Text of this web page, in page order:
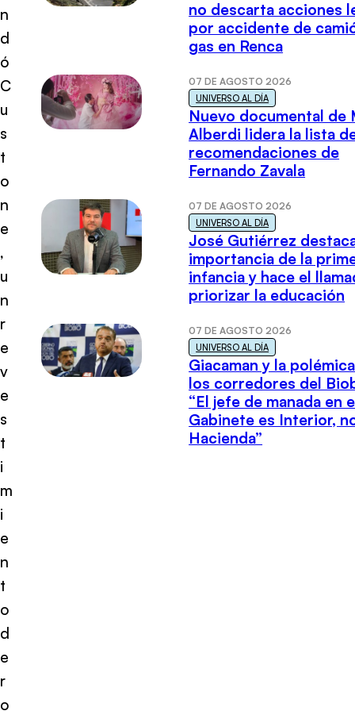
n
d
ó
C
u
s
t
o
n
e
,
u
n
r
e
v
e
s
t
i
m
i
e
n
t
o
d
e
r
o
no descarta acciones
por accidente de
gas en Renca
07 DE AGOSTO 2026
UNIVERSO AL DÍA
Nuevo documental de
Alberdi lidera la lista
recomendaciones de
Fernando Zavala
07 DE AGOSTO 2026
UNIVERSO AL DÍA
José Gutiérrez
importancia de la
infancia y hace el
priorizar la educación
07 DE AGOSTO 2026
UNIVERSO AL DÍA
Giacaman y la
los corredores del
“El jefe de manada en
Gabinete es Interior,
Hacienda”